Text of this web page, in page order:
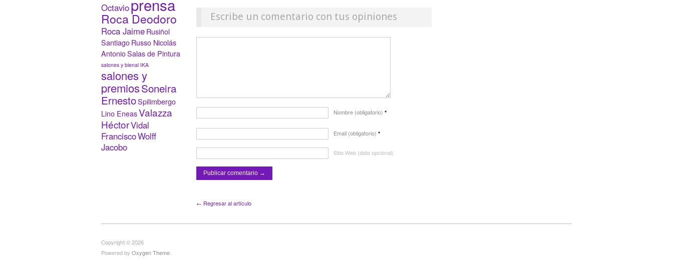
Octavioprensa
Roca Deodoro
Roca JaimeRusiñol
SantiagoRusso Nicolás
AntonioSalas de Pintura
salones y bienal IKA
salones y
premiosSoneira
ErnestoSpilimbergo
Lino EneasValazza
HéctorVidal
FranciscoWolff
Jacobo
Escribe un comentario con tus opiniones
Nombre (obligatorio) *
Email (obligatorio) *
Sitio Web (dato opcional)
← Regresar al artículo
Copyright © 2026
Powered by Oxygen Theme